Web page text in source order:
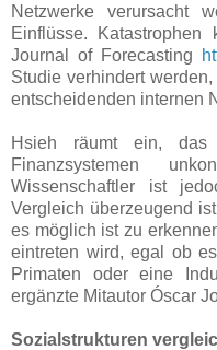
Netzwerke verursacht
Einflüsse. Katastrophen
Journal of Forecasting
Studie verhindert
entscheidenden internen
Hsieh räumt ein,
Finanzsystemen
Wissenschaftler ist
Vergleich überzeugend
es möglich ist zu
eintreten wird, egal ob
Primaten oder eine
ergänzte Mitautor Óscar
Sozialstrukturen